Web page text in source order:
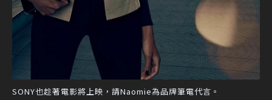
SONY也趁著電影將上映，請Naomie為品牌筆電代言。